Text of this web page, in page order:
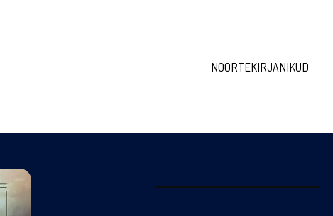
NOORTEKIRJANIKUD